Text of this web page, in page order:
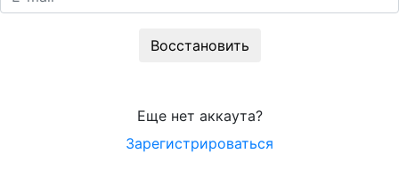
Восстановить
Еще нет аккаута?
Зарегистрироваться